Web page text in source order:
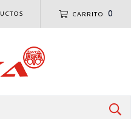
CARRITO 0